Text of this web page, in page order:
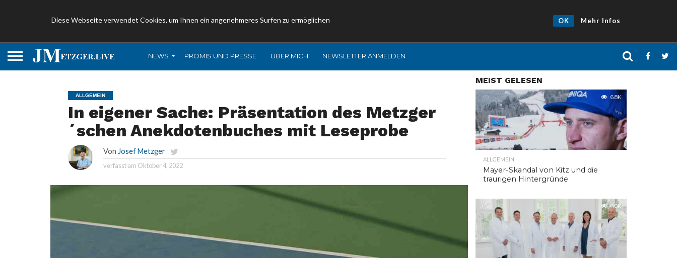
Diese Webseite verwendet Cookies, um Ihnen ein angenehmeres Surfen zu ermöglichen OK Mehr Infos
NEWS PROMIS UND PRESSE ÜBER MICH NEWSLETTER ANMELDEN
ALLGEMEIN
In eigener Sache: Präsentation des Metzger
´schen Anekdotenbuches mit Leseprobe
Von Josef Metzger
verfasst am Oktober 4, 2022
MEIST GELESEN
6.8K
ALLGEMEIN
Mayer-Skandal von Kitz und die
traurigen Hintergründe
6.0K